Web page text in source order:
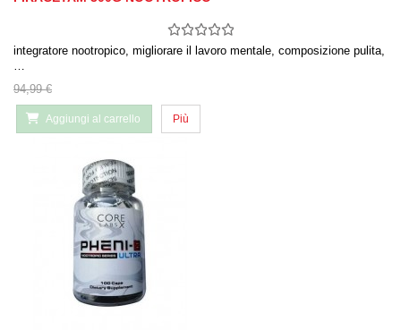
integratore nootropico, migliorare il lavoro mentale, composizione pulita,
…
94,99 €
Aggiungi al carrello Più